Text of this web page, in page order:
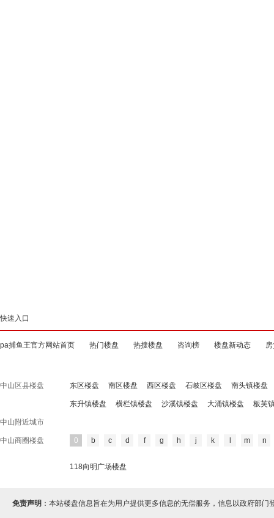
快速入口
pa捕鱼王官方网站首页 热门楼盘 热搜楼盘 咨询榜 楼盘新动态
中山区县楼盘 东区楼盘 南区楼盘 西区楼盘 石岐区楼盘 南头镇楼盘
东升镇楼盘 横栏镇楼盘 沙溪镇楼盘 大涌镇楼盘 板芙
中山附近城市
中山商圈楼盘 0 b c d f g h j k m n
118向明广场楼盘
免责声明 ：本站楼盘信息旨在为用户提供更多信息的无偿服务，信息以政府部门